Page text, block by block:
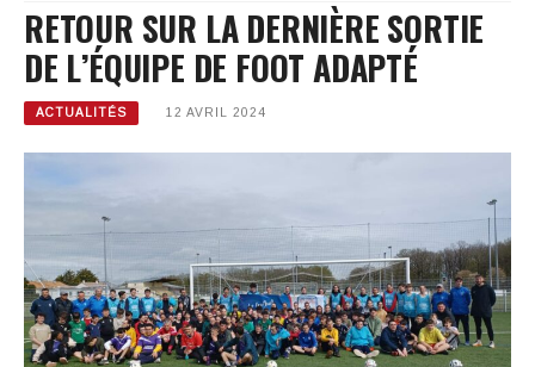
RETOUR SUR LA DERNIÈRE SORTIE
DE L’ÉQUIPE DE FOOT ADAPTÉ
ACTUALITÉS 12 AVRIL 2024